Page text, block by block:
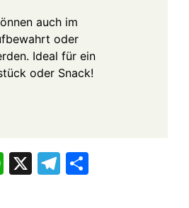
auch im
oder
Ideal für ein
oder Snack!
W
X
T